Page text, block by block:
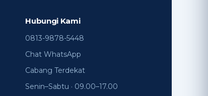
Hubungi Kami
0813-9878-5448
Chat WhatsApp
Cabang Terdekat
Senin–Sabtu · 09.00–17.00